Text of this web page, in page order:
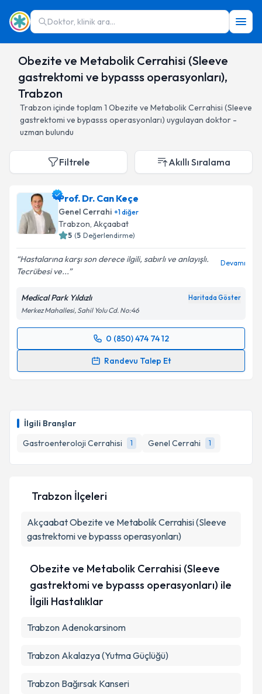
Doktor, klinik ara...
Obezite ve Metabolik Cerrahisi (Sleeve
gastrektomi ve bypasss operasyonları),
Trabzon
Trabzon içinde toplam 1 Obezite ve Metabolik Cerrahisi (Sleeve
gastrektomi ve bypasss operasyonları) uygulayan doktor -
uzman bulundu
İlgili Branşlar
Gastroenteroloji Cerrahisi
1 Genel Cerrahi 1
Filtrele Akıllı Sıralama
Prof. Dr. Can Keçe
Genel Cerrahi +1diğer
Trabzon, Akçaabat
5 (5 Değerlendirme)
Hastalarına karşı son derece ilgili, sabırlı ve anlayışlı.
Tecrübesi ve...
Devamı
Medical Park Yıldızlı Haritada Göster
Merkez Mahallesi, Sahil Yolu Cd. No:46
0 (850) 474 74 12
Randevu Talep Et
Randevu Takvimi Talebi
E-posta Adresiniz
Kişisel verilerimin işlenmesine ilişkin
Metni'ni okudum ve kişisel verilerimin belirtilen
Trabzon İlçeleri
AkçaabatObezite ve Metabolik Cerrahisi (Sleeve
gastrektomi ve bypasss operasyonları)
Obezite ve Metabolik Cerrahisi (Sleeve
gastrektomi ve bypasss operasyonları) ile
İlgili Hastalıklar
Trabzon Adenokarsinom
Trabzon Akalazya (Yutma Güçlüğü)
Trabzon Bağırsak Kanseri